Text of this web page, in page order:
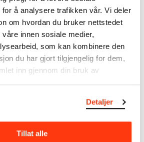
å analysere trafikken vår. Vi deler
om hvordan du bruker nettstedet
innen sosiale medier,
som kan kombinere den
du har gjort tilgjengelig for dem,
inn gjennom din bruk av
Detaljer
Tillat alle
179 × 0,17 mm
nyeste forskningen. Vi tar